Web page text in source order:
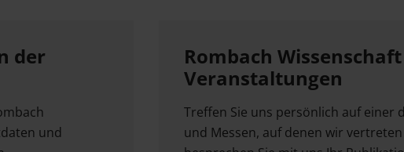
der
und
Rombach
Veranstaltungen
Treffen Sie uns persönlich auf einer
und Messen, auf denen wir